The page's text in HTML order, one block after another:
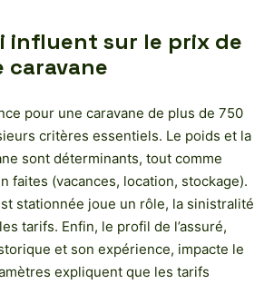
influent sur le prix de
caravane
pour une caravane de plus de 750
critères essentiels. Le poids et la
sont déterminants, tout comme
faites (vacances, location, stockage).
stationnée joue un rôle, la sinistralité
tarifs. Enfin, le profil de l’assuré,
et son expérience, impacte le
expliquent que les tarifs